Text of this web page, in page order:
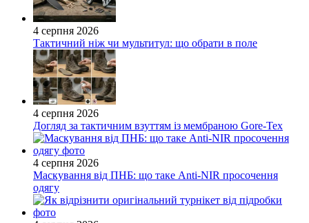
4 серпня 2026
Тактичний ніж чи мультитул: що обрати в поле
4 серпня 2026
Догляд за тактичним взуттям із мембраною Gore-Tex
4 серпня 2026
Маскування від ПНБ: що таке Anti-NIR просочення
одягу